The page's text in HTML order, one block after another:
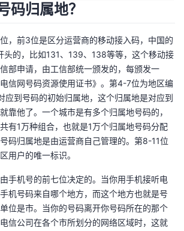
码归属地？
，前3位是区分运营商的移动接入码，中国的
头的，比如131、139、138等等，这个移动接
部申请，由工信部统一颁发的，每颁发一
信网号码资源使用证书》。第4-7位为地区编
应到号码的初始归属地，这个归属地是对应到
靠他了。一个城市是有多个归属地号码的，
有1万种组合，也就是1万个归属地号码分配
码归属地是由运营商自己管理的。第8-11位
用户的唯一标识。
手机号的前七位决定的。当你用手机接听电
机号码来自哪个地方，而这个地方也就是号
位是市。当你的号码离开你号码所在的那个
信公司在各个市所划分的网络区域时，这就